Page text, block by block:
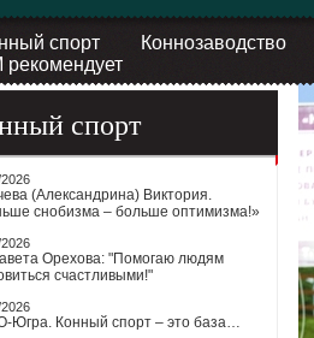
спорт Коннозаводство
спорт
(Александрина) Виктория.
снобизма – больше оптимизма!»
Орехова: "Помогаю людям
счастливыми!"
Югра. Конный спорт – это база…